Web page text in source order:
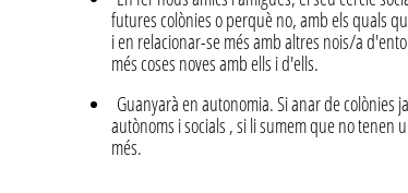
futures colònies o perquè no, amb els quals
i en relacionar-se més amb altres nois/a
més coses noves amb ells i d'ells.
Guanyarà en autonomia. Si anar de colònies
autònoms i socials , si li sumem que no tenen
més.